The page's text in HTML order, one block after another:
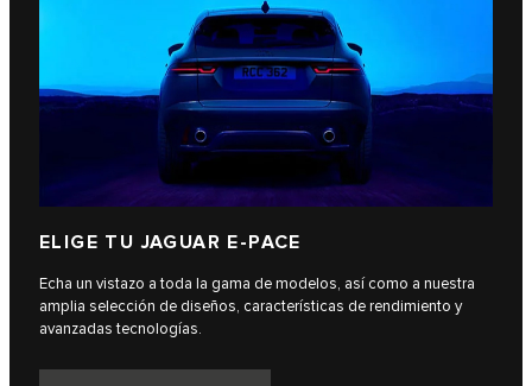
ELIGE TU JAGUAR E-PACE
Echa un vistazo a toda la gama de modelos, así como a nuestra
amplia selección de diseños, características de rendimiento y
avanzadas tecnologías.